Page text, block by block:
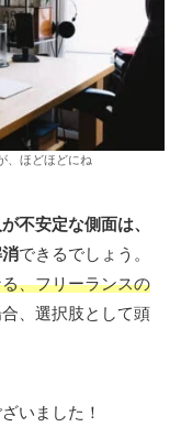
、ほどほどにね
不安定な側面は、
できるでしょう。
、フリーランスの
、選択肢として頭
いました！